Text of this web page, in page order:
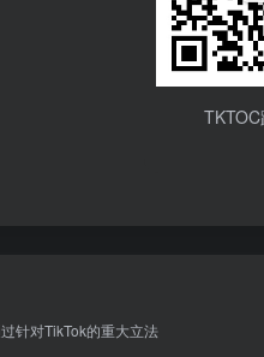
针对TikTok的重大立法